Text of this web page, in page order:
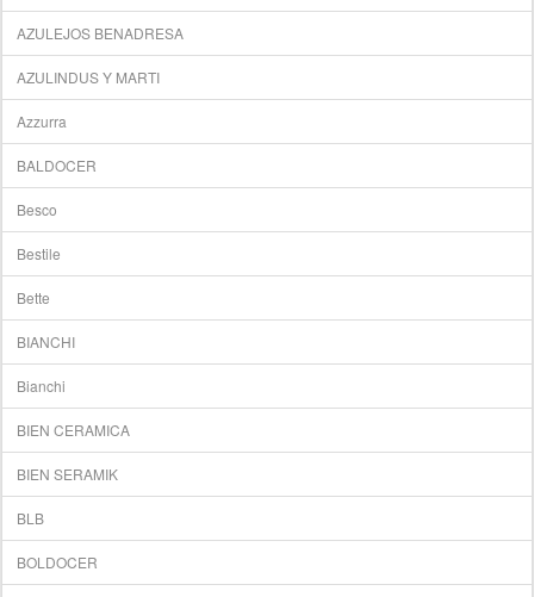
AZULEJOS BENADRESA
AZULINDUS Y MARTI
Azzurra
BALDOCER
Besco
Bestile
Bette
BIANCHI
Bianchi
BIEN CERAMICA
BIEN SERAMIK
BLB
BOLDOCER